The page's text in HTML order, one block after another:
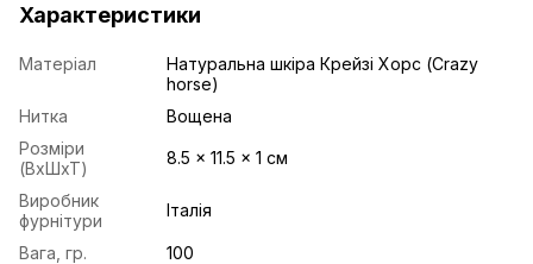
Характеристики
Матеріал
Натуральна шкіра Крейзі Хорс (Crazy
horse)
Нитка
Вощена
Розміри
(ВхШхТ)
8.5 x 11.5 x 1 см
Виробник
фурнітури
Італія
Вага, гр.
100